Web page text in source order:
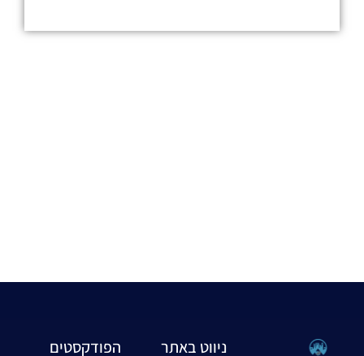
ניווט באתר הפודקסטים